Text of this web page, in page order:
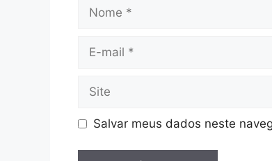
mail
Salvar meus dados neste